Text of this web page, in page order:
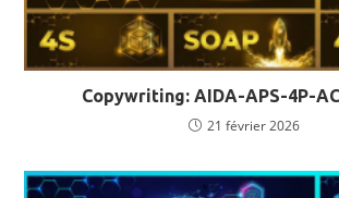
Copywriting: AIDA-APS-4P-
21 février 2026